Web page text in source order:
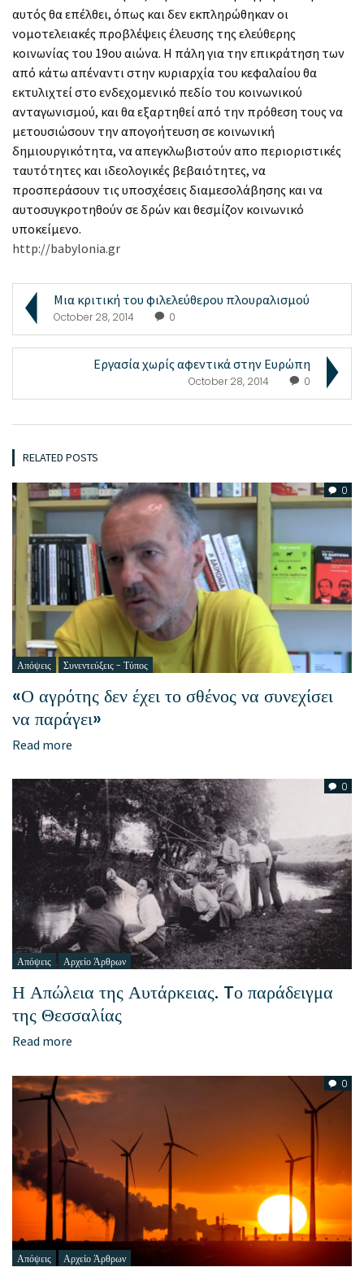
αυτός θα επέλθει, όπως και δεν εκπληρώθηκαν οι
νομοτελειακές προβλέψεις έλευσης της ελεύθερης
κοινωνίας του 19ου αιώνα. Η πάλη για την επικράτηση των
από κάτω απέναντι στην κυριαρχία του κεφαλαίου θα
εκτυλιχτεί στο ενδεχομενικό πεδίο του κοινωνικού
ανταγωνισμού, και θα εξαρτηθεί από την πρόθεση τους να
μετουσιώσουν την απογοήτευση σε κοινωνική
δημιουργικότητα, να απεγκλωβιστούν απο περιοριστικές
ταυτότητες και ιδεολογικές βεβαιότητες, να
προσπεράσουν τις υποσχέσεις διαμεσολάβησης και να
αυτοσυγκροτηθούν σε δρών και θεσμίζον κοινωνικό
υποκείμενο.
http://babylonia.gr
Μια κριτική του φιλελεύθερου πλουραλισμού
October 28, 2014 0
Εργασία χωρίς αφεντικά στην Ευρώπη
October 28, 2014 0
RELATED POSTS
0
Απόψεις Συνεντεύξεις - Τύπος
«Ο αγρότης δεν έχει το σθένος να συνεχίσει
να παράγει»
Read more
0
Απόψεις Αρχείο Άρθρων
Η Απώλεια της Αυτάρκειας. Tο παράδειγμα
της Θεσσαλίας
Read more
0
Απόψεις Αρχείο Άρθρων